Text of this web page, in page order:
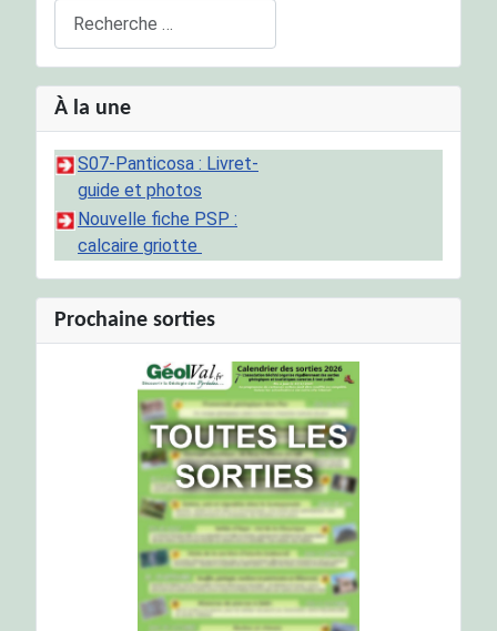
À la une
S07-Panticosa : Livret-
guide et photos
Nouvelle fiche PSP :
calcaire griotte
Prochaine sorties